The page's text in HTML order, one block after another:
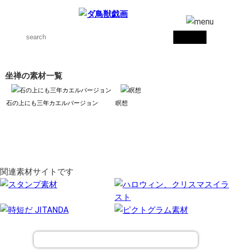
坐禅の素材一覧
石の上にも三年カエルバージョン 瞑想
関連素材サイトです